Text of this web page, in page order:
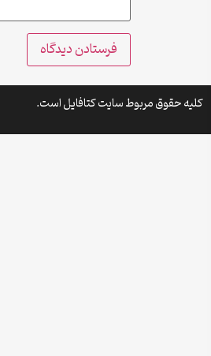
کلیه حقوق مربوط سایت کتافایل است.